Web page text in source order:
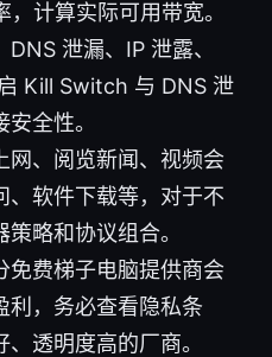
计算实际可用带宽。
泄漏、IP 泄露、
Kill Switch 与 DNS 泄
全性。
网、阅览新闻、视频会
、软件下载等，对于不
略和协议组合。
免费梯子电脑提供商会
利，务必查看隐私条
透明度高的厂商。